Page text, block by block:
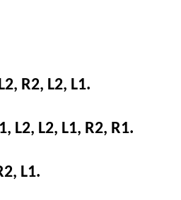
R2, L2, L1.
L2, L2, L1, R2, R1.
L1.